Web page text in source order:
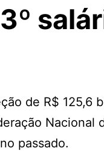
de R$ 125,6
Nacional
passado.